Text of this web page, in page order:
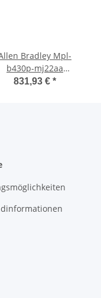
Bradley Mpl-
b430p-mj22aa
Mplb430pmj22aa
831,93 € *